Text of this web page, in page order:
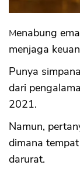
Menabung
menjaga
Punya
dari
2021.
Namun,
dimana
darurat.